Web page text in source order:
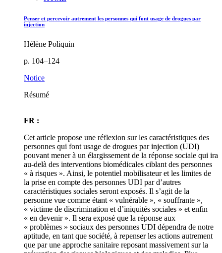
Penser et percevoir autrement les personnes qui font usage de drogues par
injection
Hélène Poliquin
p. 104–124
Notice
Résumé
FR :
Cet article propose une réflexion sur les caractéristiques des
personnes qui font usage de drogues par injection (UDI)
pouvant mener à un élargissement de la réponse sociale qui ira
au-delà des interventions biomédicales ciblant des personnes
« à risques ». Ainsi, le potentiel mobilisateur et les limites de
la prise en compte des personnes UDI par d’autres
caractéristiques sociales seront exposés. Il s’agit de la
personne vue comme étant « vulnérable », « souffrante »,
« victime de discrimination et d’iniquités sociales » et enfin
« en devenir ». Il sera exposé que la réponse aux
« problèmes » sociaux des personnes UDI dépendra de notre
aptitude, en tant que société, à repenser les actions autrement
que par une approche sanitaire reposant massivement sur la